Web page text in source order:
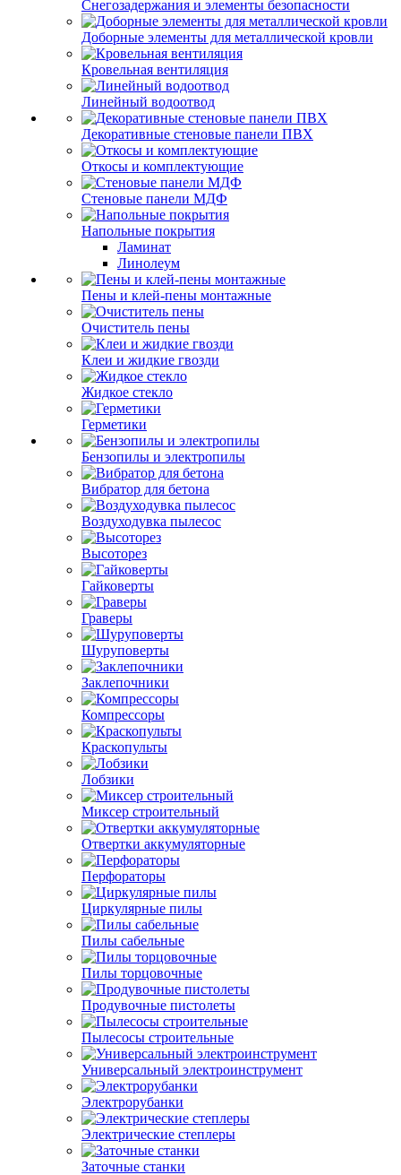
Снегозадержания и элементы безопасности
Доборные элементы для металлической кровли
Кровельная вентиляция
Линейный водоотвод
Декоративные стеновые панели ПВХ
Откосы и комплектующие
Стеновые панели МДФ
Напольные покрытия
Ламинат
Линолеум
Пены и клей-пены монтажные
Очиститель пены
Клеи и жидкие гвозди
Жидкое стекло
Герметики
Бензопилы и электропилы
Вибратор для бетона
Воздуходувка пылесос
Высоторез
Гайковерты
Граверы
Шуруповерты
Заклепочники
Компрессоры
Краскопульты
Лобзики
Миксер строительный
Отвертки аккумуляторные
Перфораторы
Циркулярные пилы
Пилы сабельные
Пилы торцовочные
Продувочные пистолеты
Пылесосы строительные
Универсальный электроинструмент
Электрорубанки
Электрические степлеры
Заточные станки